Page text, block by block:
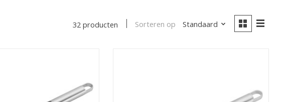
32 producten Sorteren op Standaard